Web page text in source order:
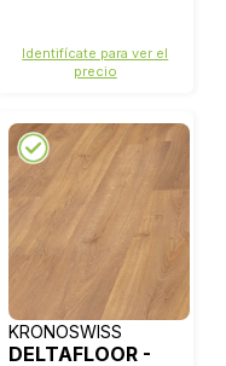
Identifícate para ver el
precio
KRONOSWISS
DELTAFLOOR -